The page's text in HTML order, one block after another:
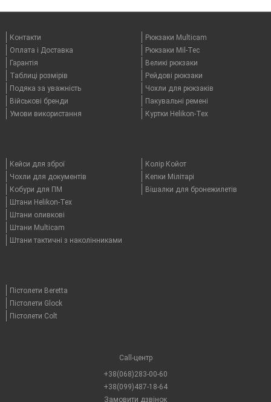
Контакти
Оплата i Доставка
Гарантія
Таблицi розмірів
Подяка за уважність
Військові бренди
Умови використання
Рюкзаки Multicam
Рюкзаки Mil-Tec
Великі рюкзаки
Рейдові рюкзаки
Чохли для рюкзаків
Пакувальні ремені
Куртки Helikon-Tex
Кейси для зброї
Чохли для документів
Кобури для ПМ
Штани Helikon-Tex
Штани оливкові
Штани Multicam
Штани тактичні з наколінниками
Колір Койот
Кепки Мілітарі
Вішалки для бронежилетів
Пістолети Beretta
Пістолети Glock
Пістолети Colt
Call-центр
+38(068)283-00-60
+38(099)487-18-64
Замовити дзвінок